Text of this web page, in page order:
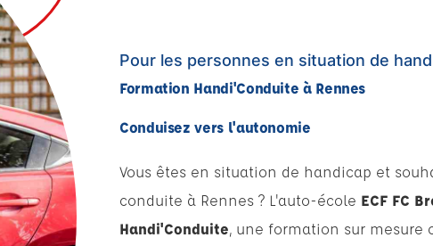
Pour les personnes en situation de
Formation Handi'Conduite à Rennes
Conduisez vers l'autonomie
Vous êtes en situation de handicap et
conduite à Rennes ? L'auto-école ECF FC
Handi'Conduite, une formation sur mesure